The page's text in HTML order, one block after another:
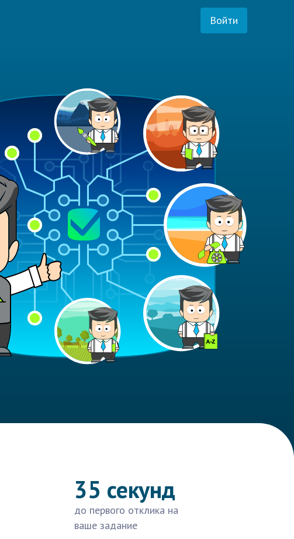
Войти
35 секунд
до первого отклика на
ваше задание